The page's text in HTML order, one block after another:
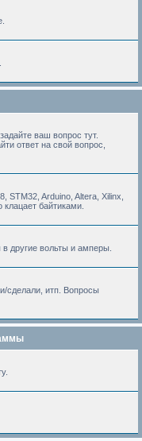
ваш вопрос тут.
ответ на свой вопрос,
STM32, Arduino, Altera, Xilinx,
клацает байтиками.
другие вольты и амперы.
сделали, итп. Вопросы